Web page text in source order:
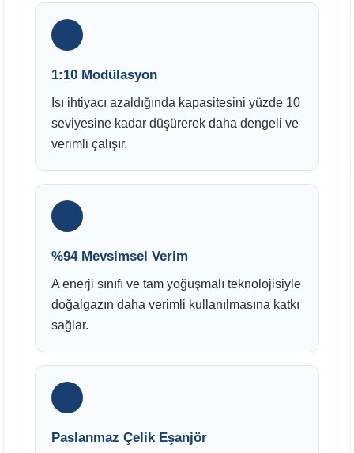
1:10 Modülasyon
Isı ihtiyacı azaldığında kapasitesini yüzde 10
seviyesine kadar düşürerek daha dengeli ve
verimli çalışır.
%94 Mevsimsel Verim
A enerji sınıfı ve tam yoğuşmalı teknolojisiyle
doğalgazın daha verimli kullanılmasına katkı
sağlar.
Paslanmaz Çelik Eşanjör